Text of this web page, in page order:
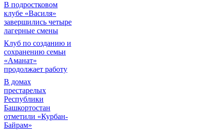
В подростковом
клубе «Василя»
завершились четыре
лагерные смены
Клуб по созданию и
сохранению семьи
«Аманат»
продолжает работу
В домах
престарелых
Республики
Башкортостан
отметили «Курбан-
Байрам»